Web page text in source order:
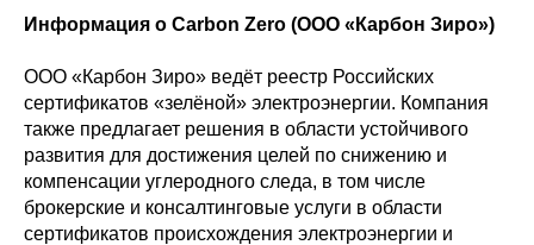
Информация о Carbon Zero (ООО «Карбон Зиро»)
ООО «Карбон Зиро» ведёт реестр Российских
сертификатов «зелёной» электроэнергии. Компания
также предлагает решения в области устойчивого
развития для достижения целей по снижению и
компенсации углеродного следа, в том числе
брокерские и консалтинговые услуги в области
сертификатов происхождения электроэнергии и